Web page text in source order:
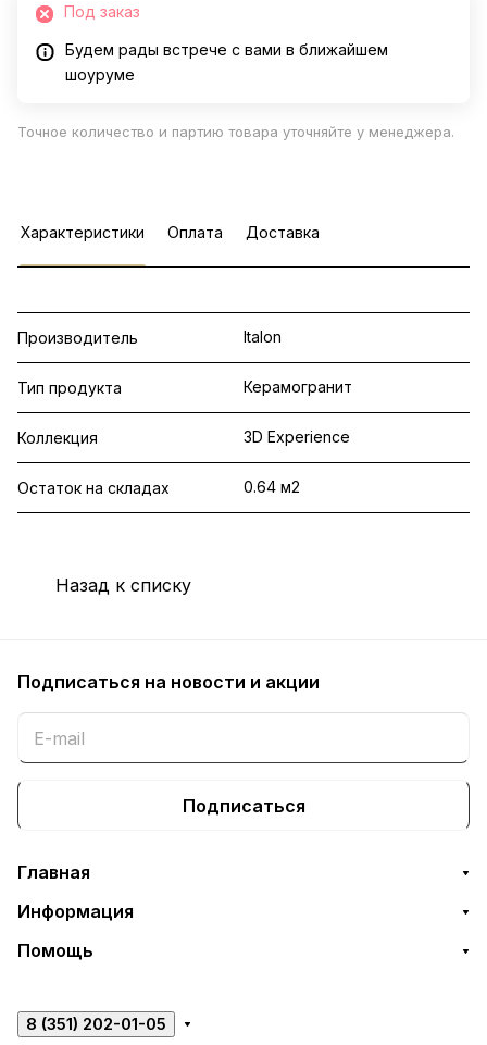
Под заказ
Будем рады встрече с вами в ближайшем
шоуруме
Точное количество и партию товара уточняйте у менеджера.
Характеристики Оплата Доставка
Производитель Italon
Тип продукта Керамогранит
Коллекция 3D Experience
Остаток на складах 0.64 м2
Назад к списку
Подписаться на новости и акции
Подписаться
Главная
Информация
Помощь
8 (351) 202-01-05